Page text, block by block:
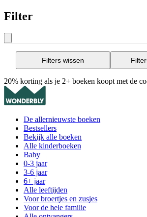
Filter
Filters wissen
20% korting als je 2+ boeken koopt met de
De allernieuwste boeken
Bestsellers
Bekijk alle boeken
Alle kinderboeken
Baby
0-3 jaar
3-6 jaar
6+ jaar
Alle leeftijden
Voor broertjes en zusjes
Voor de hele familie